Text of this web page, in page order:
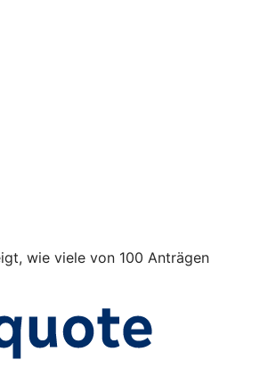
wie viele von 100 Anträgen